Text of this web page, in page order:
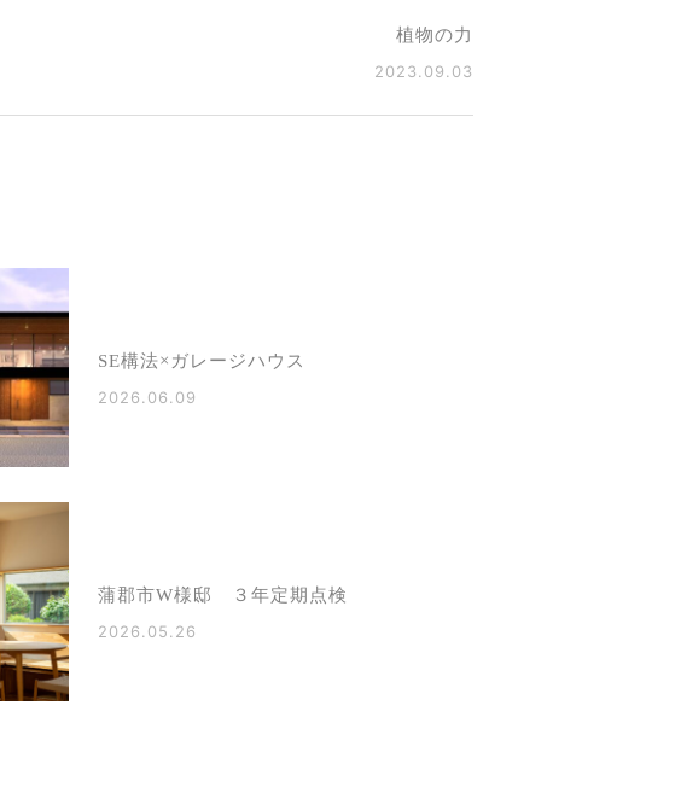
植物の力
2023.09.03
SE構法×ガレージハウス
2026.06.09
蒲郡市W様邸 ３年定期点検
2026.05.26